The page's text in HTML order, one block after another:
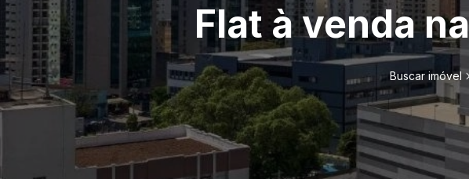
Flat à venda
Buscar imóvel